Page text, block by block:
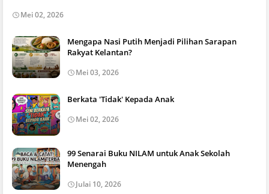
Mei 02, 2026
Mengapa Nasi Putih Menjadi Pilihan Sarapan
Rakyat Kelantan?
Mei 03, 2026
Berkata 'Tidak' Kepada Anak
Mei 02, 2026
99 Senarai Buku NILAM untuk Anak Sekolah
Menengah
Julai 10, 2026